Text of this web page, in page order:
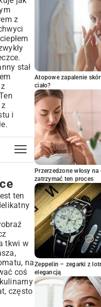
z
stał
i
dla
Która
ten
tkwi w
na
coś
często
Atopowe zapalenie
ciało?
Przerzedzone włosy
zatrzymać ten proces
Zeppelin – zegarki z
elegancją